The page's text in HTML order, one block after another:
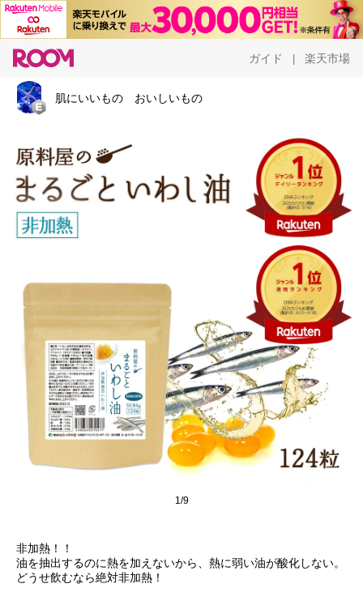
ガイド 楽天市場
肌にいいもの おいしいもの
1/9
非加熱！！
油を抽出するのに熱を加えないから、熱に弱い油が酸化しない。
どうせ飲むなら絶対非加熱！